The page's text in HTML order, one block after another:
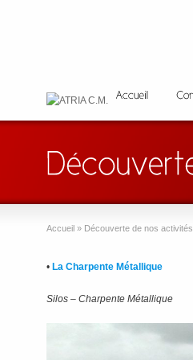
Accueil » Découverte de nos activités
• La Charpente Métallique
Silos – Charpente Métallique